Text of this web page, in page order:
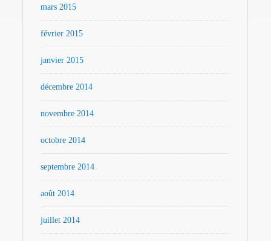
mars 2015
février 2015
janvier 2015
décembre 2014
novembre 2014
octobre 2014
septembre 2014
août 2014
juillet 2014